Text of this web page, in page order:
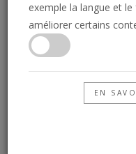
Cartographier
JEREMIAH JACQUES
Avant la richesse ou la
quelque chose
exemple la langue et
améliorer certains
EN